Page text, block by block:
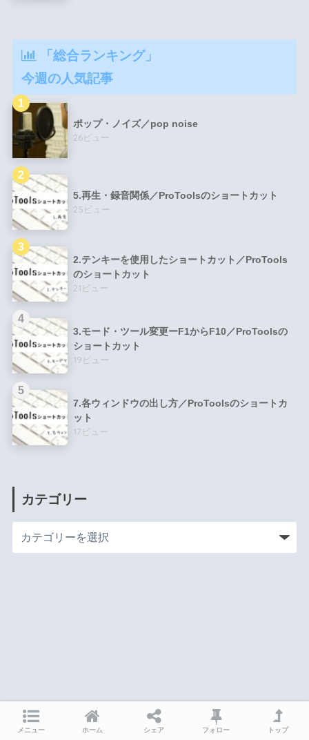
「総合ランキング」
今週の人気記事
ポップ・ノイズ／pop noise
26ビュー
5.再生・録音関係／ProToolsのショートカット
25ビュー
2.テンキーを使用したショートカット／ProTools
のショートカット
21ビュー
3.モード・ツール変更ーF1からF10／ProToolsの
ショートカット
19ビュー
7.各ウィンドウの出し方／ProToolsのショートカ
ット
17ビュー
カテゴリー
メニュー ホーム シェア フォロー トップ